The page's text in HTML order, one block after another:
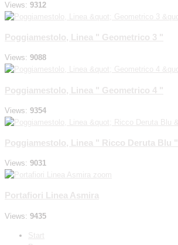
Views: 9312
Poggiamestolo, Linea " Geometrico 3 "
Views: 9088
Poggiamestolo, Linea " Geometrico 4 "
Views: 9354
Poggiamestolo, Linea " Ricco Deruta Blu "
Views: 9031
zoom
Portafiori Linea Asmira
Views: 9435
Start